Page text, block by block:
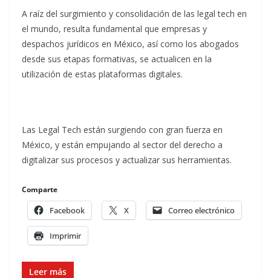
A raíz del surgimiento y consolidación de las legal tech en
el mundo, resulta fundamental que empresas y
despachos jurídicos en México, así como los abogados
desde sus etapas formativas, se actualicen en la
utilización de estas plataformas digitales.
Las Legal Tech están surgiendo con gran fuerza en
México, y están empujando al sector del derecho a
digitalizar sus procesos y actualizar sus herramientas.
Comparte
Facebook X Correo electrónico
Imprimir
Leer más